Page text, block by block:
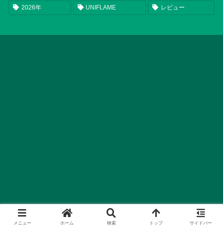
2026年 UNIFLAME レビュー
メニュー ホーム 検索 トップ サイドバー